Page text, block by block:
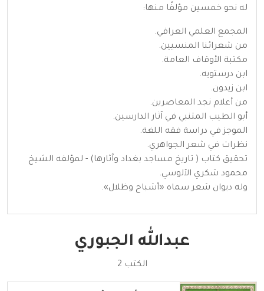
له نحو خمسين مؤلفًا منها:
المجمع العلمي العراقي.
من شعرائنا المنسيين.
مكتبة الأوقاف العامة.
ابن درستويه.
ابن زيدون.
من أعلام نجد المعاصرين.
أبو الطيب المتنبي في آثار الدارسين.
الموجز في دراسة فقه اللغة.
نظرات في شعر الجواهري.
تحقيق كتاب ( تاريخ مساجد بغداد وآثارها) - لمؤلفه الشيخ
محمود شكري الآلوسي.
وله ديوان شعر سماه «أشباح وظلال».
عبدالله الجبوري
الكتب 2